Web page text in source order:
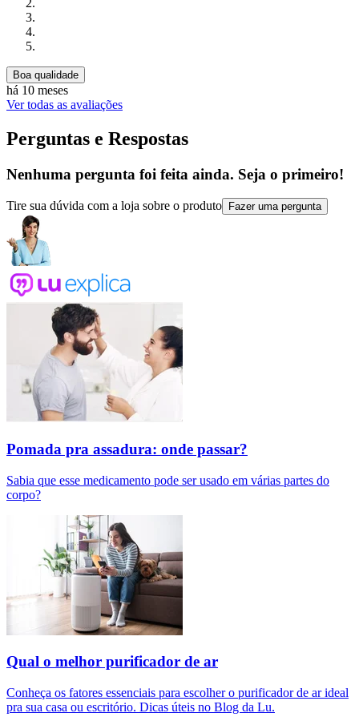
Boa qualidade
há 10 meses
Ver todas as avaliações
Perguntas e Respostas
Nenhuma pergunta foi feita ainda. Seja o primeiro!
Tire sua dúvida com a loja sobre o produto Fazer uma pergunta
Pomada pra assadura: onde passar?
Sabia que esse medicamento pode ser usado em várias partes do
corpo?
Qual o melhor purificador de ar​
Conheça os fatores essenciais para escolher o purificador de ar ideal
pra sua casa ou escritório. Dicas úteis no Blog da Lu.